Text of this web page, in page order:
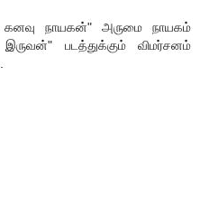
நாயகன்" அருமை நாயகம்
படத்துக்கும் விமர்சனம்